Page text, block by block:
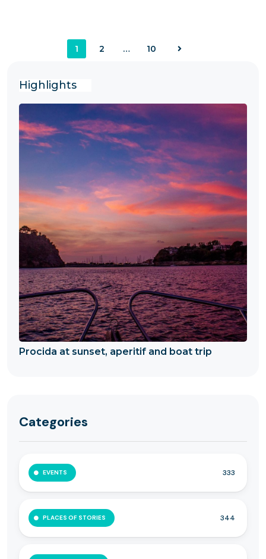
1 2 … 10
Highlights
Procida at sunset, aperitif and boat trip
Categories
EVENTS 333
PLACES OF STORIES 344